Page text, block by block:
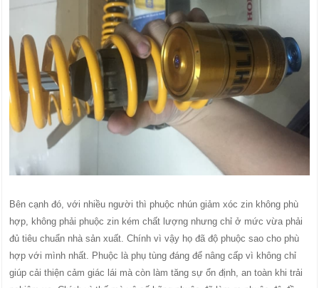
Bên cạnh đó, với nhiều người thì phuộc nhún giảm xóc zin không phù
hợp, không phải phuộc zin kém chất lượng nhưng chỉ ở mức vừa phải
đủ tiêu chuẩn nhà sản xuất. Chính vì vậy họ đã độ phuộc sao cho phù
hợp với mình nhất. Phuộc là phụ tùng đáng để nâng cấp vì không chỉ
giúp cải thiện cảm giác lái mà còn làm tăng sự ổn định, an toàn khi trải